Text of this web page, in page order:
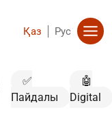
Қаз Рус
✅
Пайдалы
🤖
Digital